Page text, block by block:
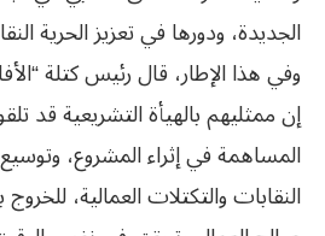
الجديدة، ودورها في تعزيز الحرية
وفي هذا الإطار، قال رئيس كتلة
إن ممثليهم بالهيأة التشريعية قد
المساهمة في إثراء المشروع،
النقابات والتكتلات العمالية،